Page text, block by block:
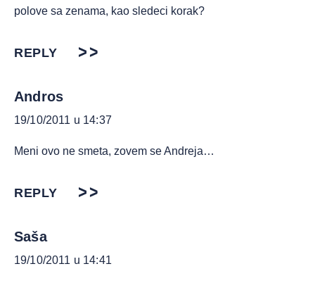
polove sa zenama, kao sledeci korak?
REPLY
Andros
19/10/2011 u 14:37
Meni ovo ne smeta, zovem se Andreja…
REPLY
Saša
19/10/2011 u 14:41